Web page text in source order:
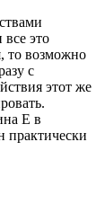
все это
то возможно
с
этот же
Е в
практически